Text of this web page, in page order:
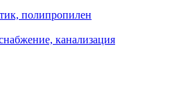
полипропилен
канализация